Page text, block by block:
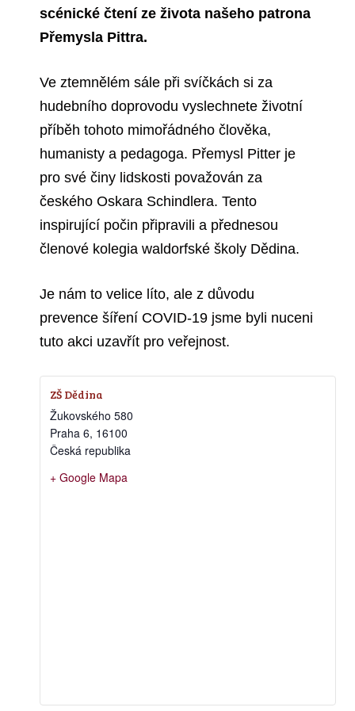
scénické čtení ze života našeho patrona
Přemysla Pittra.
Ve ztemnělém sále při svíčkách si za
hudebního doprovodu vyslechnete životní
příběh tohoto mimořádného člověka,
humanisty a pedagoga. Přemysl Pitter je
pro své činy lidskosti považován za
českého Oskara Schindlera. Tento
inspirující počin připravili a přednesou
členové kolegia waldorfské školy Dědina.
Je nám to velice líto, ale z důvodu
prevence šíření COVID-19 jsme byli nuceni
tuto akci uzavřít pro veřejnost.
ZŠ Dědina
Žukovského 580
Praha 6, 16100
Česká republika
+ Google Mapa